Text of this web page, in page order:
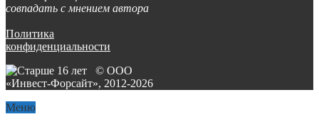
совпадать с мнением автора
Политика
конфиденциальности
© ООО
«Инвест-Форсайт», 2012-2026
Меню